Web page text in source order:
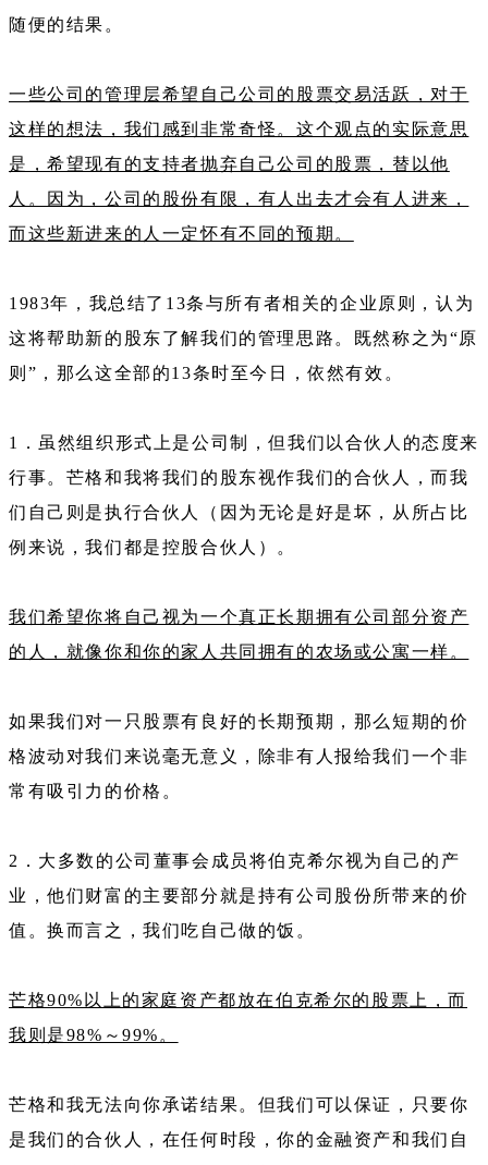
随便的结果。
一些公司的管理层希望自己公司的股票交易活跃，对于
这样的想法，我们感到非常奇怪。这个观点的实际意思
是，希望现有的支持者抛弃自己公司的股票，替以他
人。因为，公司的股份有限，有人出去才会有人进来，
而这些新进来的人一定怀有不同的预期。
1983年，我总结了13条与所有者相关的企业原则，认为
这将帮助新的股东了解我们的管理思路。既然称之为“原
则”，那么这全部的13条时至今日，依然有效。
1．虽然组织形式上是公司制，但我们以合伙人的态度来
行事。芒格和我将我们的股东视作我们的合伙人，而我
们自己则是执行合伙人（因为无论是好是坏，从所占比
例来说，我们都是控股合伙人）。
我们希望你将自己视为一个真正长期拥有公司部分资产
的人，就像你和你的家人共同拥有的农场或公寓一样。
如果我们对一只股票有良好的长期预期，那么短期的价
格波动对我们来说毫无意义，除非有人报给我们一个非
常有吸引力的价格。
2．大多数的公司董事会成员将伯克希尔视为自己的产
业，他们财富的主要部分就是持有公司股份所带来的价
值。换而言之，我们吃自己做的饭。
芒格90%以上的家庭资产都放在伯克希尔的股票上，而
我则是98%～99%。
芒格和我无法向你承诺结果。但我们可以保证，只要你
是我们的合伙人，在任何时段，你的金融资产和我们自